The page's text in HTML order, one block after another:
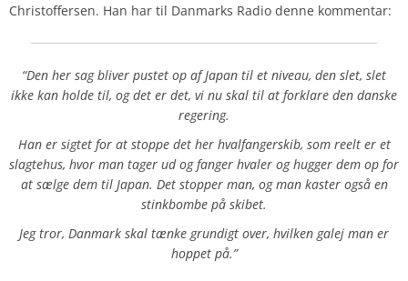
Christoffersen. Han har til Danmarks Radio denne kommentar:
“Den her sag bliver pustet op af Japan til et niveau, den slet, slet
ikke kan holde til, og det er det, vi nu skal til at forklare den danske
regering.
Han er sigtet for at stoppe det her hvalfangerskib, som reelt er et
slagtehus, hvor man tager ud og fanger hvaler og hugger dem op for
at sælge dem til Japan. Det stopper man, og man kaster også en
stinkbombe på skibet.
Jeg tror, Danmark skal tænke grundigt over, hvilken galej man er
hoppet på.”